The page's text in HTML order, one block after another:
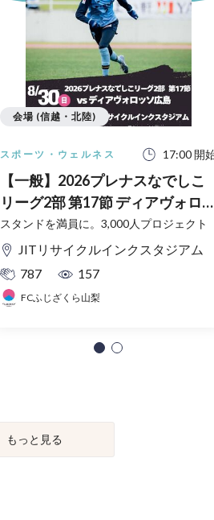
スポーツ・ウェルネス 17:00 開
【一般】2026プレナスなでしこ
リーグ2部 第17節 ディアヴォロ
ソ広島戦
スタンドを満員に。3,000人プロジェクト
JITリサイクルインクスタジアム
787
157
FCふじざくら山梨
会場 (信越・北陸)
もっと見る